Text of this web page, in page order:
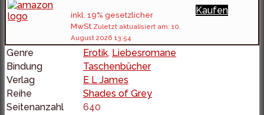
inkl. 19% gesetzlicher
MwSt. Zuletzt aktualisiert am: 10.
August 2026 13:54
Kaufen
Genre Erotik, Liebesromane
Bindung
Taschenbücher
Verlag
E L James
Reihe
Shades of Grey
Seitenanzahl
640